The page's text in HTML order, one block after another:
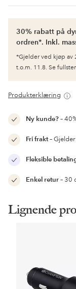
30% rabatt på
ordren*. Inkl.
*Gjelder ved kjøp av
t.o.m. 11.8. Se
Produkterklæring
Ny kunde?–
Fri frakt–
Fleksible
Enkel retur– 30
Lignende